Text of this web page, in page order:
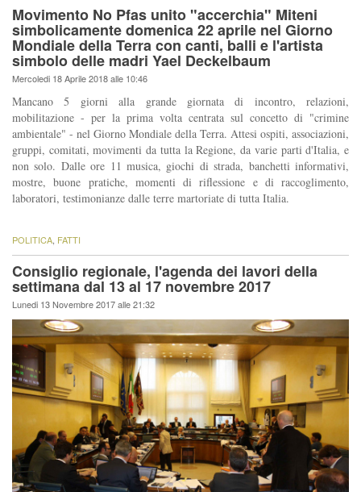
Movimento No Pfas unito "accerchia" Miteni
simbolicamente domenica 22 aprile nel Giorno
Mondiale della Terra con canti, balli e l'artista
simbolo delle madri Yael Deckelbaum
Mercoledi 18 Aprile 2018 alle 10:46
Mancano 5 giorni alla grande giornata di incontro, relazioni,
mobilitazione - per la prima volta centrata sul concetto di "crimine
ambientale" - nel Giorno Mondiale della Terra. Attesi ospiti, associazioni,
gruppi, comitati, movimenti da tutta la Regione, da varie parti d'Italia, e
non solo. Dalle ore 11 musica, giochi di strada, banchetti informativi,
mostre, buone pratiche, momenti di riflessione e di raccoglimento,
laboratori, testimonianze dalle terre martoriate di tutta Italia.
POLITICA FATTI
Consiglio regionale, l'agenda dei lavori della
settimana dal 13 al 17 novembre 2017
Lunedi 13 Novembre 2017 alle 21:32